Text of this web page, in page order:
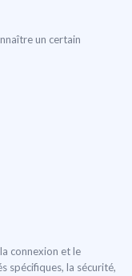
un certain
connexion et le
spécifiques, la sécurité,